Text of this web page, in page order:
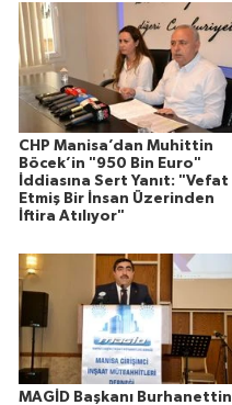
CHP Manisa’dan Muhittin
Böcek’in "950 Bin Euro"
İddiasına Sert Yanıt: "Vefat
Etmiş Bir İnsan Üzerinden
İftira Atılıyor"
MAGİD Başkanı Burhanettin